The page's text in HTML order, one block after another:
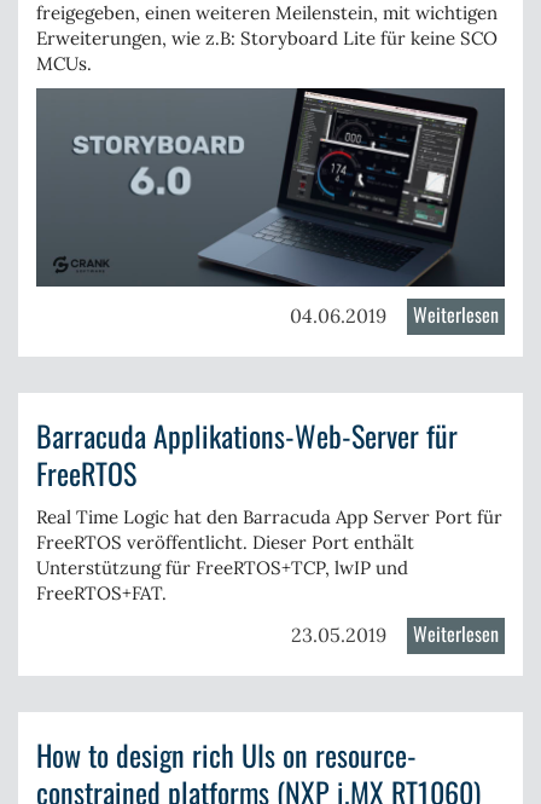
freigegeben, einen weiteren Meilenstein, mit wichtigen
Erweiterungen, wie z.B: Storyboard Lite für keine SCO
MCUs.
04.06.2019 Weiterlesen
GUI
Barracuda Applikations-Web-Server für
FreeRTOS
Real Time Logic hat den Barracuda App Server Port für
FreeRTOS veröffentlicht. Dieser Port enthält
Unterstützung für FreeRTOS+TCP, lwIP und
FreeRTOS+FAT.
23.05.2019 Weiterlesen
Web-
How to design rich UIs on resource-
constrained platforms (NXP i.MX RT1060)